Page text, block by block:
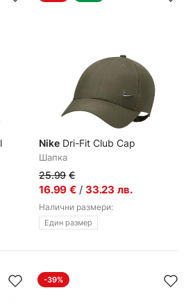
Nike Dri-Fit Club Cap
Шапка
25.99 €
16.99 € / 33.23 лв.
Налични размери:
Един размер
-39%